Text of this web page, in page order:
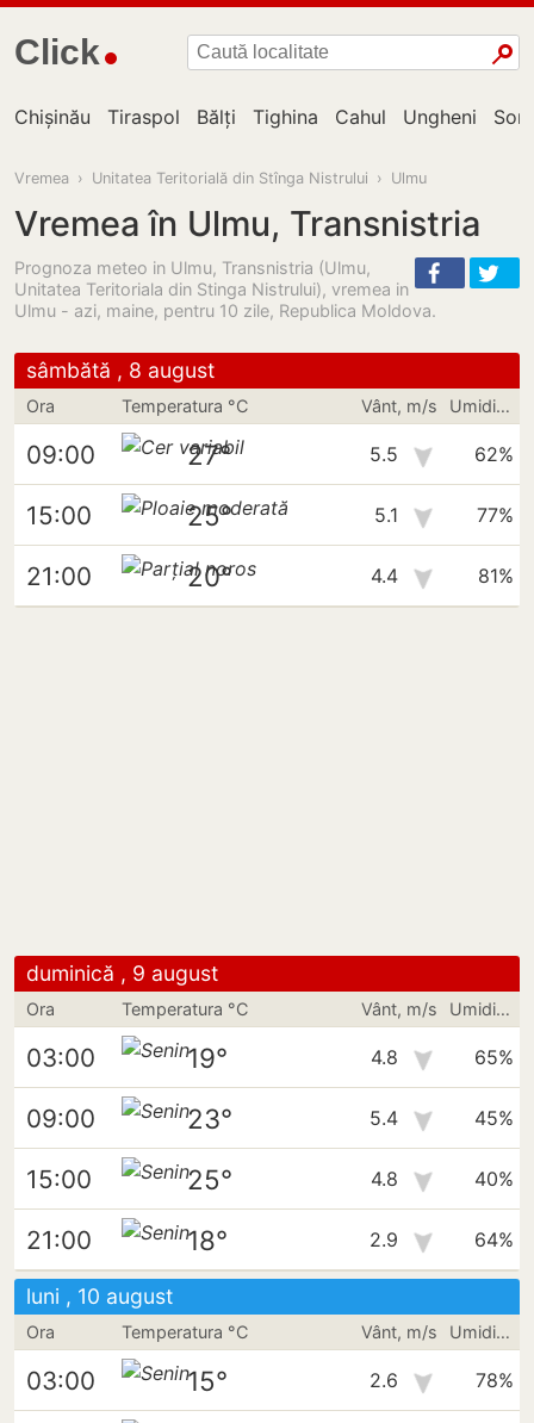
Click
Chișinău Tiraspol Bălți Tighina Cahul Ungheni
Vremea › Unitatea Teritorială din Stînga Nistrului › Ulmu
Vremea în Ulmu, Transnistria
Prognoza meteo in Ulmu, Transnistria (Ulmu,
Unitatea Teritoriala din Stinga Nistrului), vremea in
Ulmu - azi, maine, pentru 10 zile, Republica Moldova.
sâmbătă , 8 august
Ora Temperatura °C Vânt, m/s Umiditate
09:00 27° 5.5 62%
15:00 25° 5.1 77%
21:00 20° 4.4 81%
duminică , 9 august
Ora Temperatura °C Vânt, m/s Umiditate
03:00 19° 4.8 65%
09:00 23° 5.4 45%
15:00 25° 4.8 40%
21:00 18° 2.9 64%
luni , 10 august
Ora Temperatura °C Vânt, m/s Umiditate
03:00 15° 2.6 78%